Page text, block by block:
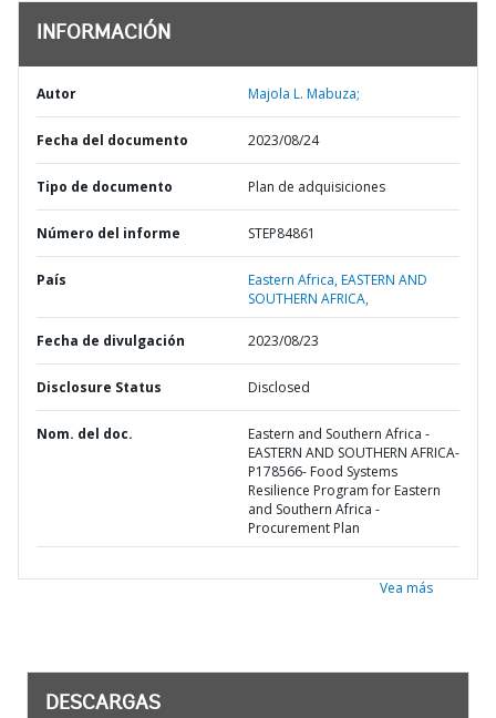
INFORMACIÓN
Autor Majola L. Mabuza;
Fecha del documento 2023/08/24
Tipo de documento Plan de adquisiciones
Número del informe STEP84861
País Eastern Africa,EASTERN AND
SOUTHERN AFRICA,
Fecha de divulgación 2023/08/23
Disclosure Status Disclosed
Nom. del doc.
Eastern and Southern Africa -
EASTERN AND SOUTHERN AFRICA-
P178566- Food Systems
Resilience Program for Eastern
and Southern Africa -
Procurement Plan
Vea más
DESCARGAS